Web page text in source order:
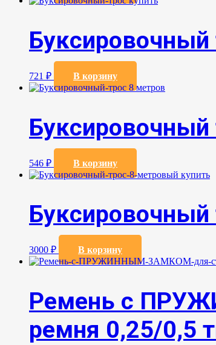
721 ₽ В корзину
546 ₽ В корзину
3000 ₽ В корзину
Ремень с
ремня 0,25/0,5